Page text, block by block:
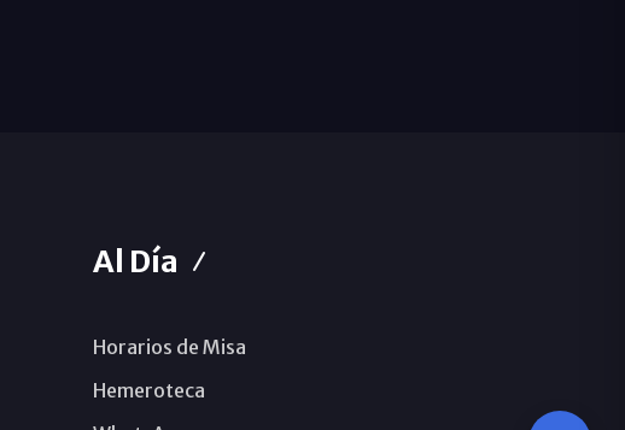
Al Día
Horarios de Misa
Hemeroteca